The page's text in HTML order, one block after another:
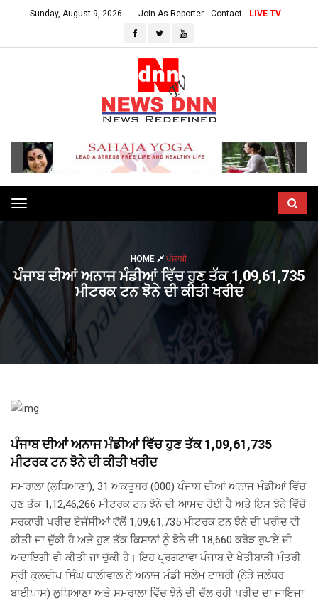
Sunday, August 9, 2026 Join As Reporter Contact LIVE TV
Toggle
navigation
HOME ਪੰਜਾਬੀ
ਪੰਜਾਬ ਦੀਆਂ ਅਨਾਜ ਮੰਡੀਆਂ ਵਿੱਚ ਹੁਣ ਤੱਕ 1,09,61,735
ਮੀਟਰਕ ਟਨ ਝੋਨੇ ਦੀ ਕੀਤੀ ਖਰੀਦ
ਪੰਜਾਬ ਦੀਆਂ ਅਨਾਜ ਮੰਡੀਆਂ ਵਿੱਚ ਹੁਣ ਤੱਕ 1,09,61,735
ਮੀਟਰਕ ਟਨ ਝੋਨੇ ਦੀ ਕੀਤੀ ਖਰੀਦ
ਸਮਰਾਲਾ (ਲੁਧਿਆਣਾ), 31 ਅਕਤੂਬਰ (000) ਪੰਜਾਬ ਦੀਆਂ ਅਨਾਜ ਮੰਡੀਆਂ ਵਿੱਚ
ਹੁਣ ਤੱਕ 1,12,46,266 ਮੀਟਰਕ ਟਨ ਝੋਨੇ ਦੀ ਆਮਦ ਹੋਈ ਹੈ ਅਤੇ ਇਸ ਝੋਨੇ ਵਿੱਚੋ
ਸਰਕਾਰੀ ਖਰੀਦ ਏਜੰਸੀਆਂ ਵੱਲੋਂ 1,09,61,735 ਮੀਟਰਕ ਟਨ ਝੋਨੇ ਦੀ ਖਰੀਦ ਵੀ
ਕੀਤੀ ਜਾ ਚੁੱਕੀ ਹੈ ਅਤੇ ਹੁਣ ਤੱਕ ਕਿਸਾਨਾਂ ਨੂੰ ਝੋਨੇ ਦੀ 18,660 ਕਰੋੜ ਰੁਪਏ ਦੀ
ਅਦਾਇਗੀ ਵੀ ਕੀਤੀ ਜਾ ਚੁੱਕੀ ਹੈ। ਇਹ ਪ੍ਰਗਟਾਵਾ ਪੰਜਾਬ ਦੇ ਖੇਤੀਬਾੜੀ ਮੰਤਰੀ
ਸ੍ਰੀ ਕੁਲਦੀਪ ਸਿੰਘ ਧਾਲੀਵਾਲ ਨੇ ਅਨਾਜ ਮੰਡੀ ਸਲੇਮ ਟਾਬਰੀ (ਨੇੜੇ ਜਲੰਧਰ
ਬਾਈਪਾਸ) ਲੁਧਿਆਣਾ ਅਤੇ ਸਮਰਾਲਾ ਵਿੱਚ ਝੋਨੇ ਦੀ ਚੱਲ ਰਹੀ ਖਰੀਦ ਦਾ ਜਾਇਜਾ